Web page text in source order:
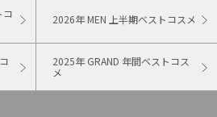
コ
2026年 MEN 上半期ベストコスメ
2025年 GRAND 年間ベストコス
メ